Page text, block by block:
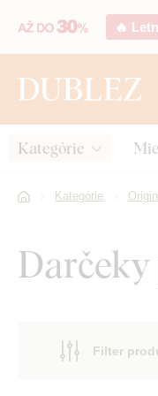
🔥
Kategórie
Kategórie
Filter
Motív